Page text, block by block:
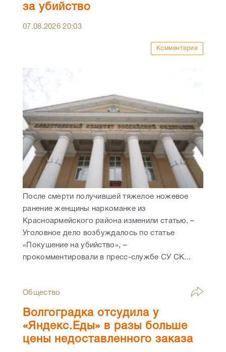
за убийство
07.08.202620:03
Комментарии
После смерти получившей тяжелое ножевое
ранение женщины наркоманке из
Красноармейского района изменили статью. –
Уголовное дело возбуждалось по статье
«Покушение на убийство», –
прокомментировали в пресс-службе СУ СК...
Общество
Волгоградка отсудила у
«Яндекс.Еды» в разы больше
цены недоставленного заказа